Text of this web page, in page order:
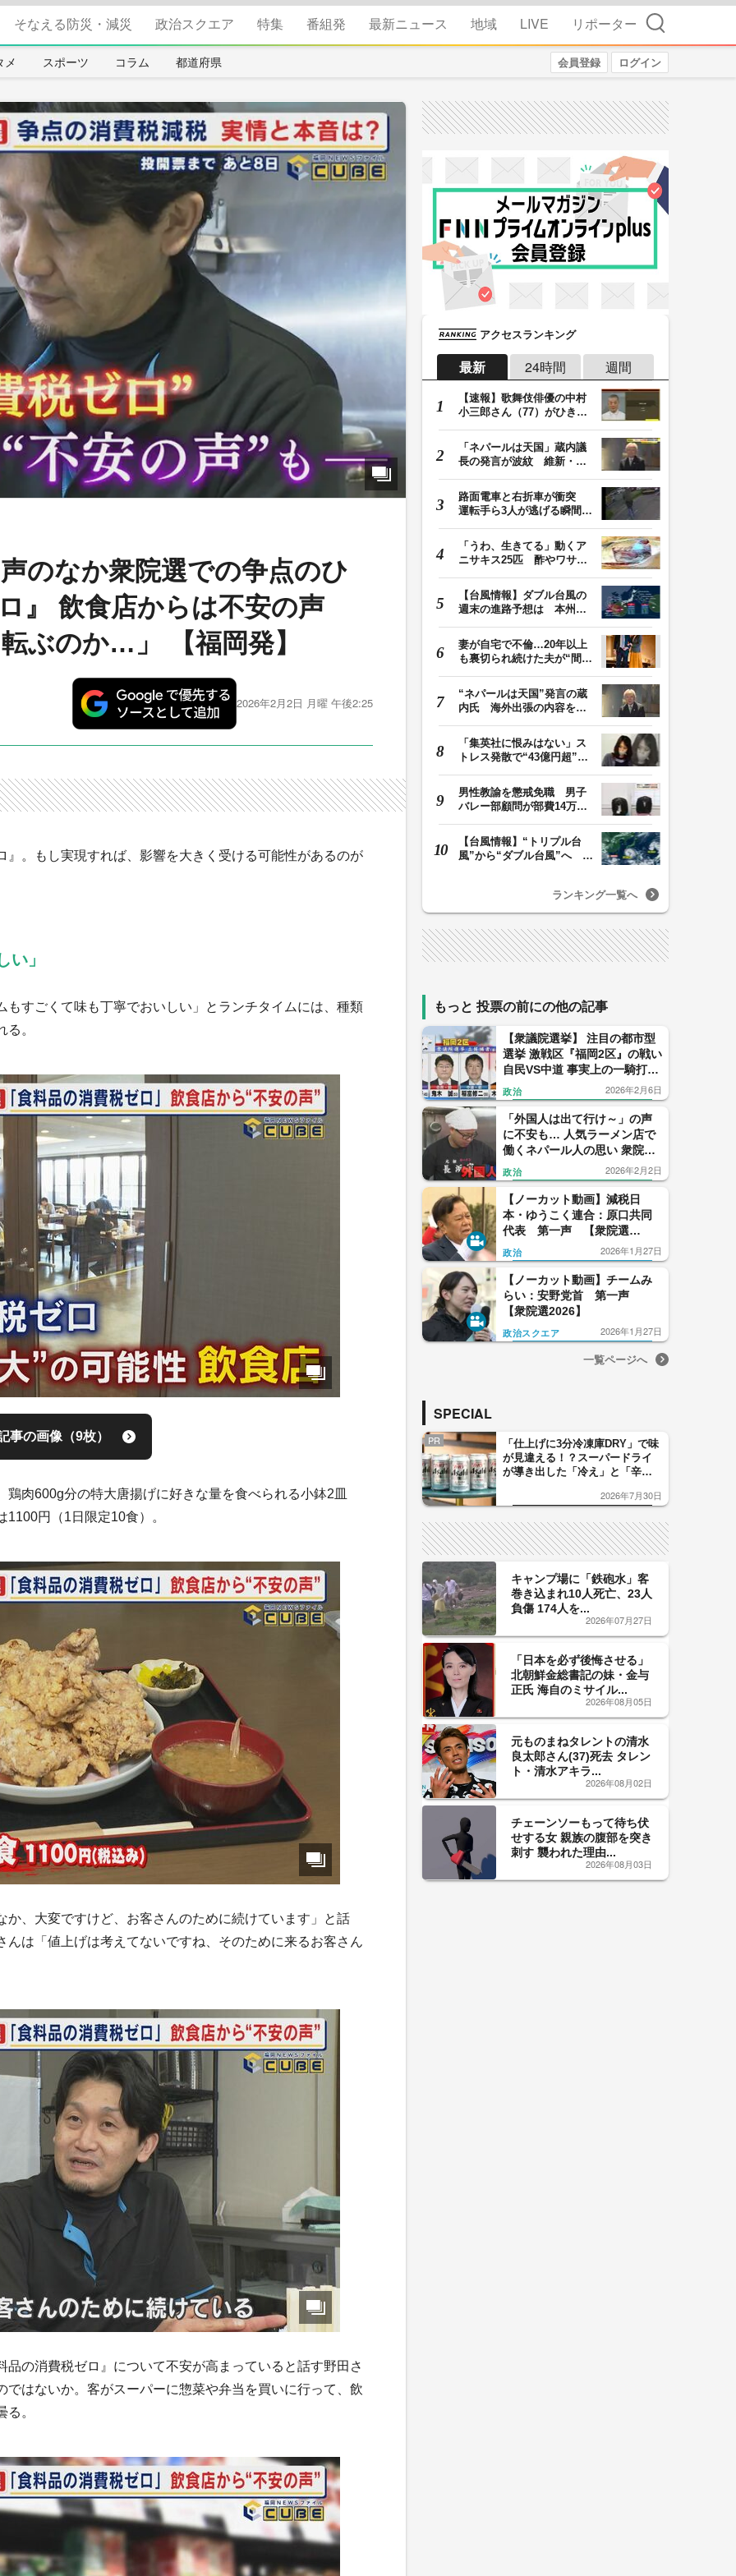
そなえる防災・減災 政治スクエア 特集 番組発 最新ニュース 地域 LIVE リポーター 検索
メ スポーツ コラム 都道府県 会員登録 ログイン
のなか衆院選での争点のひ
』 飲食店からは不安の声
ぶのか…」 【福岡発】
2026年2月2日 月曜 午後2:25
。もし実現すれば、影響を大きく受ける可能性があるのが
」
すごくて味も丁寧でおいしい」とランチタイムには、種類
。
事の画像（9枚）
肉600g分の特大唐揚げに好きな量を食べられる小鉢2皿
円（1日限定10食）。
、大変ですけど、お客さんのために続けています」と話
は「値上げは考えてないですね、そのために来るお客さん
の消費税ゼロ』について不安が高まっていると話す野田さ
はないか。客がスーパーに惣菜や弁当を買いに行って、飲
。
アクセスランキング
最新 24時間 週間
【速報】歌舞伎俳優の中村
小三郎さん（77）がひき逃
「ネパールは天国」蔵内議
長の発言が波紋 維新・吉
路面電車と右折車が衝突
運転手ら3人が逃げる瞬間
「うわ、生きてる」動くア
ニサキス25匹 酢やワサビ
【台風情報】ダブル台風の
週末の進路予想は 本州は
妻が自宅で不倫…20年以上
も裏切られ続けた夫が“間
“ネパールは天国”発言の蔵
内氏 海外出張の内容を説
「集英社に恨みはない」ス
トレス発散で“43億円超”の
男性教諭を懲戒免職 男子
バレー部顧問が部費14万円
【台風情報】“トリプル台
風”から“ダブル台風”へ 13
ランキング一覧へ
もっと 投票の前にの他の記事
【衆議院選挙】 注目の都市型
選挙 激戦区『福岡2区』の戦い
自民VS中道 事実上の一騎打ち
6度目の因縁対決を制するの
は…
政治 2026年2月6日
「外国人は出て行け～」の声
に不安も… 人気ラーメン店で
働くネパール人の思い 衆院選
の争点のひとつに浮上した
『外国人政策』 【福岡発】
政治 2026年2月2日
【ノーカット動画】減税日
本・ゆうこく連合：原口共同
代表 第一声 【衆院選
2026】
政治 2026年1月27日
【ノーカット動画】チームみ
らい：安野党首 第一声
【衆院選2026】
政治スクエア 2026年1月27日
一覧ページへ
SPECIAL
PR
「仕上げに3分冷凍庫DRY」で味
が見違える！？スーパードライ
が導き出した「冷え」と「辛
した「辛口カーブ」が飲み頃の
2026年7月30日
キャンプ場に「鉄砲水」客
巻き込まれ10人死亡、23人
負傷 174人を...
2026年07月27日
「日本を必ず後悔させる」
北朝鮮金総書記の妹・金与
正氏 海自のミサイル...
2026年08月05日
元ものまねタレントの清水
良太郎さん(37)死去 タレン
ト・清水アキラ...
2026年08月02日
チェーンソーもって待ち伏
せする女 親族の腹部を突き
刺す 襲われた理由...
2026年08月03日